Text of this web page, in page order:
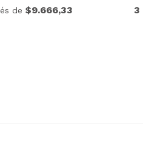
de $9.666,33 3